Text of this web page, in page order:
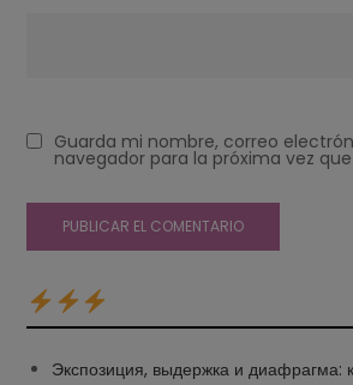
Guarda mi nombre, correo
navegador para la próxima vez
Экспозиция, выдержка и диафрагма: